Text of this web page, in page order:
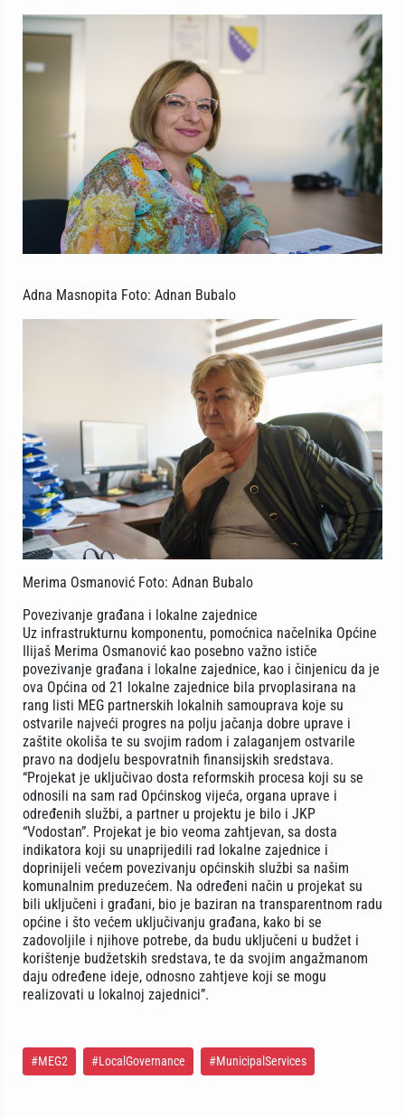
Adna Masnopita Foto: Adnan Bubalo
Merima Osmanović Foto: Adnan Bubalo
Povezivanje građana i lokalne zajednice
Uz infrastrukturnu komponentu, pomoćnica načelnika Općine
Ilijaš Merima Osmanović kao posebno važno ističe
povezivanje građana i lokalne zajednice, kao i činjenicu da je
ova Općina od 21 lokalne zajednice bila prvoplasirana na
rang listi MEG partnerskih lokalnih samouprava koje su
ostvarile najveći progres na polju jačanja dobre uprave i
zaštite okoliša te su svojim radom i zalaganjem ostvarile
pravo na dodjelu bespovratnih finansijskih sredstava.
“Projekat je uključivao dosta reformskih procesa koji su se
odnosili na sam rad Općinskog vijeća, organa uprave i
određenih službi, a partner u projektu je bilo i JKP
“Vodostan”. Projekat je bio veoma zahtjevan, sa dosta
indikatora koji su unaprijedili rad lokalne zajednice i
doprinijeli većem povezivanju općinskih službi sa našim
komunalnim preduzećem. Na određeni način u projekat su
bili uključeni i građani, bio je baziran na transparentnom radu
općine i što većem uključivanju građana, kako bi se
zadovoljile i njihove potrebe, da budu uključeni u budžet i
korištenje budžetskih sredstava, te da svojim angažmanom
daju određene ideje, odnosno zahtjeve koji se mogu
realizovati u lokalnoj zajednici”.
#MEG2 #LocalGovernance #MunicipalServices